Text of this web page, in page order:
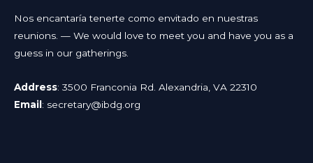
Nos encantaría tenerte como envitado en nuestras
reunions. — We would love to meet you and have you as a
guess in our gatherings.
Address: 3500 Franconia Rd. Alexandria, VA 22310
Email : secretary@ibdg.org